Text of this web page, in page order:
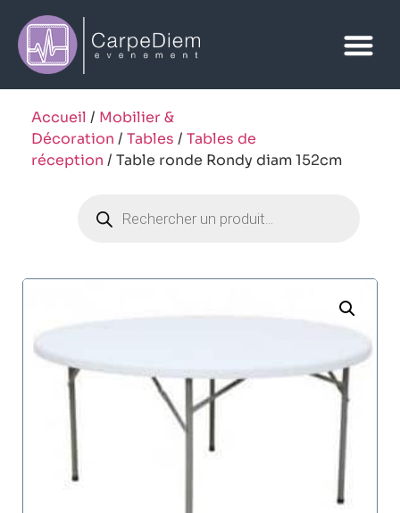
Accueil / Mobilier &
Décoration / Tables / Tables de
réception / Table ronde Rondy diam 152cm